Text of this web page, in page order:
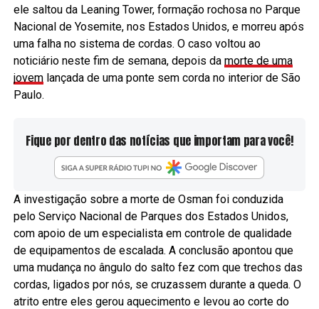
ele saltou da Leaning Tower, formação rochosa no Parque
Nacional de Yosemite, nos Estados Unidos, e morreu após
uma falha no sistema de cordas. O caso voltou ao
noticiário neste fim de semana, depois da morte de uma
jovemlançada de uma ponte sem corda no interior de São
Paulo.
Fique por dentro das notícias que importam para você!
A investigação sobre a morte de Osman foi conduzida
pelo Serviço Nacional de Parques dos Estados Unidos,
com apoio de um especialista em controle de qualidade
de equipamentos de escalada. A conclusão apontou que
uma mudança no ângulo do salto fez com que trechos das
cordas, ligados por nós, se cruzassem durante a queda. O
atrito entre eles gerou aquecimento e levou ao corte do